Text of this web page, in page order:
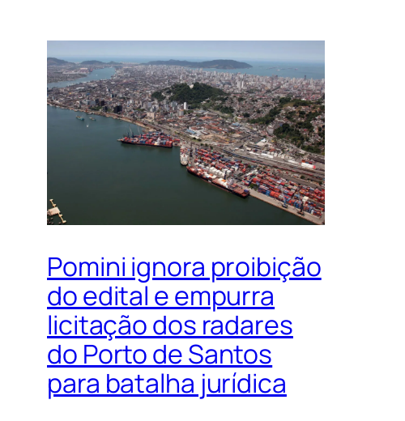
Pomini ignora proibição
do edital e empurra
licitação dos radares
do Porto de Santos
para batalha jurídica